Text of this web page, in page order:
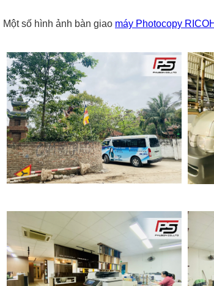
Một số hình ảnh bàn giao máy Photocopy